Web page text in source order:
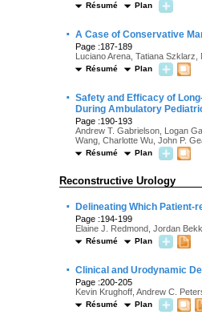
Résumé Plan
· A Case of Conservative
Page :187-189
Luciano Arena, Tatiana
Résumé Plan
· Safety and Efficacy of
During Ambulatory
Page :190-193
Andrew T. Gabrielson, Logan
Wang, Charlotte Wu, John P.
Résumé Plan
Reconstructive Urology
· Delineating Which
Page :194-199
Elaine J. Redmond, Jordan
Résumé Plan
· Clinical and Urodynamic
Page :200-205
Kevin Krughoff, Andrew C.
Résumé Plan